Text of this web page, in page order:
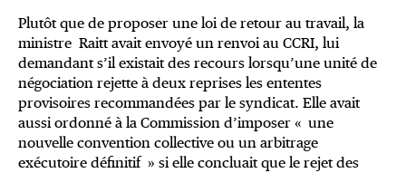
Plutôt que de proposer une loi de retour au travail, la
ministre Raitt avait envoyé un renvoi au CCRI, lui
demandant s’il existait des recours lorsqu’une unité de
négociation rejette à deux reprises les ententes
provisoires recommandées par le syndicat. Elle avait
aussi ordonné à la Commission d’imposer « une
nouvelle convention collective ou un arbitrage
exécutoire définitif » si elle concluait que le rejet des